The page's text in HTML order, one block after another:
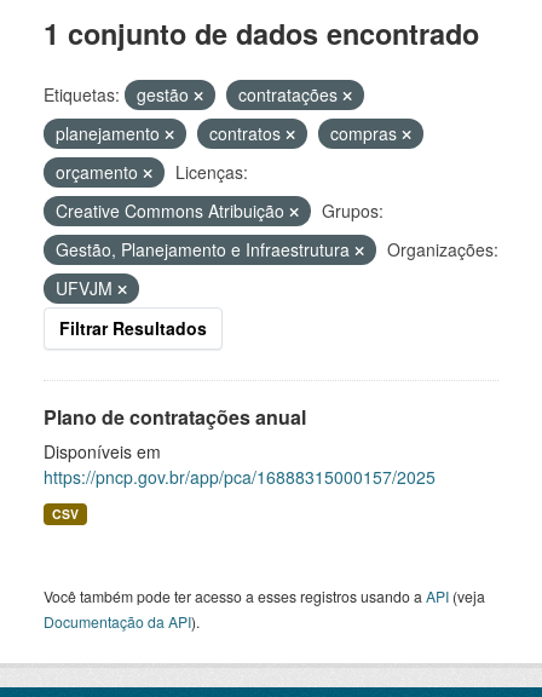
1 conjunto de dados encontrado
Etiquetas: gestão
contratações
planejamento
contratos
compras
orçamento
Licenças:
Creative Commons Atribuição
Grupos:
Gestão, Planejamento e Infraestrutura
Organizações:
UFVJM
Filtrar Resultados
Plano de contratações anual
Disponíveis em
https://pncp.gov.br/app/pca/16888315000157/2025
CSV
Você também pode ter acesso a esses registros usando a API (veja
Documentação da API).